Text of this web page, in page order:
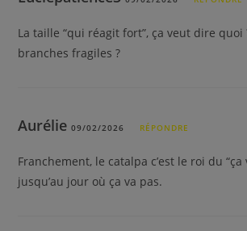
La taille “qui réagit fort”, ça veut dire quoi
branches fragiles ?
Aurélie09/02/2026 RÉPONDRE
Franchement, le catalpa c’est le roi du “ça
jusqu’au jour où ça va pas.